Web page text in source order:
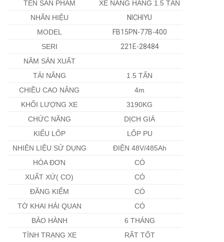
TÊN SẢN PHẨM
XE NÂNG HÀNG 1.5 TẤN
NHÃN HIỆU
NICHIYU
MODEL
FB15PN-77B-400
SERI
221E-28484
NĂM SẢN XUẤT
TẢI NÂNG
1.5 TẤN
CHIỀU CAO NÂNG
4m
KHỐI LƯỢNG XE
3190KG
CHỨC NĂNG
DỊCH GIÁ
KIỂU LỐP
LỐP PU
NHIÊN LIỆU SỬ DỤNG
ĐIỆN 48V/485Ah
HÓA ĐƠN
CÓ
XUẤT XỨ( CO)
CÓ
ĐĂNG KIỂM
CÓ
TỜ KHAI HẢI QUAN
CÓ
BẢO HÀNH
6 THÁNG
TÌNH TRẠNG XE
RẤT TỐT